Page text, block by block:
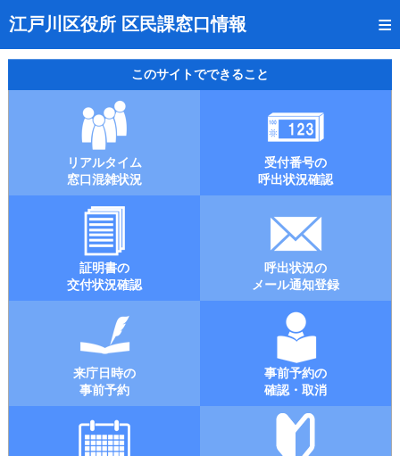
江戸川区役所 区民課窓口情報
トップページ
リアルタイム窓口混雑状況
受付番号の呼出状況確認
証明書の交付状況確認
呼出状況のメール通知登録
来庁日時の事前予約
事前予約の確認・取消
混雑予想カレンダー
本サイトのご利用案内
このサイトでできること
リアルタイム
窓口混雑状況
受付番号の
呼出状況確認
証明書の
交付状況確認
呼出状況の
メール通知登録
来庁日時の
事前予約
事前予約の
確認・取消